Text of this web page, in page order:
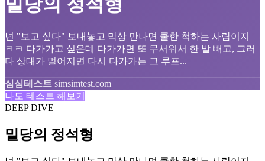
밀당의 정석형
넌 "보고 싶다" 보내놓고 막상 만나면 쿨한 척하는 사람이지
ㅋㅋ 다가가고 싶은데 다가가면 또 무서워서 한 발 빼고, 그러
다 상대가 멀어지면 다시 다가가는 그 루프...
심심테스트 simsimtest.com
나도 테스트 해보기
DEEP DIVE
밀당의 정석형